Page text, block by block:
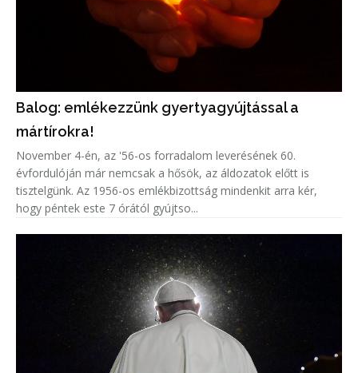
Balog: emlékezzünk gyertyagyújtással a
mártírokra!
November 4-én, az '56-os forradalom leverésének 60.
évfordulóján már nemcsak a hősök, az áldozatok előtt is
tisztelgünk. Az 1956-os emlékbizottság mindenkit arra kér,
hogy péntek este 7 órától gyújtso...